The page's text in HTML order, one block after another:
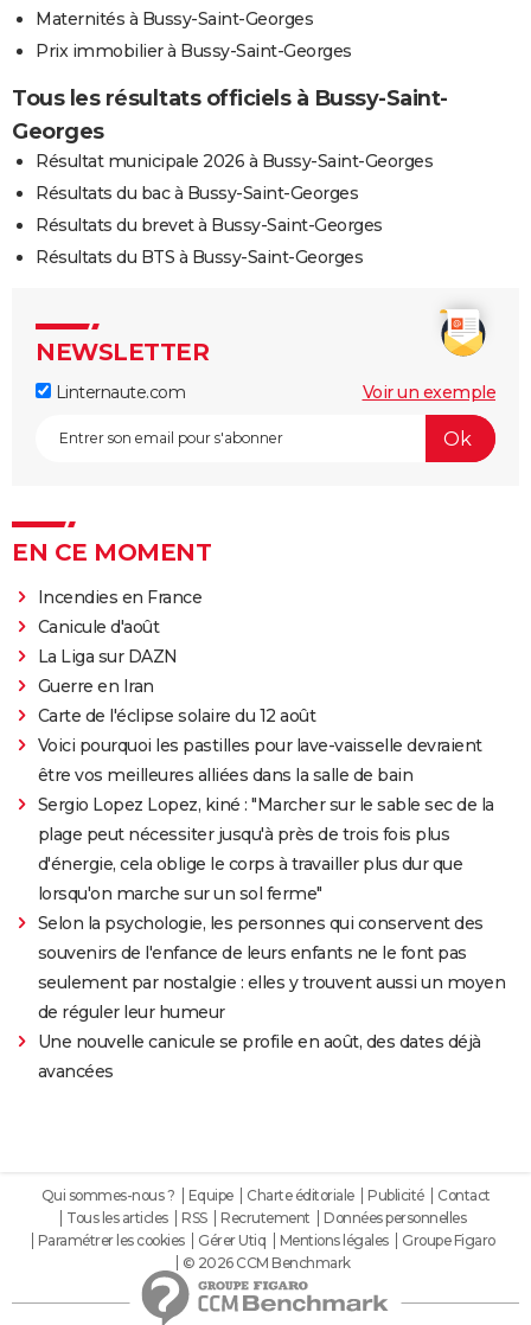
Maternités à Bussy-Saint-Georges
Prix immobilier à Bussy-Saint-Georges
Tous les résultats officiels à Bussy-Saint-
Georges
Résultat municipale 2026 à Bussy-Saint-Georges
Résultats du bac à Bussy-Saint-Georges
Résultats du brevet à Bussy-Saint-Georges
Résultats du BTS à Bussy-Saint-Georges
NEWSLETTER
Linternaute.com Voir un exemple
EN CE MOMENT
Incendies en France
Canicule d'août
La Liga sur DAZN
Guerre en Iran
Carte de l'éclipse solaire du 12 août
Voici pourquoi les pastilles pour lave-vaisselle devraient
être vos meilleures alliées dans la salle de bain
Sergio Lopez Lopez, kiné : "Marcher sur le sable sec de la
plage peut nécessiter jusqu'à près de trois fois plus
d'énergie, cela oblige le corps à travailler plus dur que
lorsqu'on marche sur un sol ferme"
Selon la psychologie, les personnes qui conservent des
souvenirs de l'enfance de leurs enfants ne le font pas
seulement par nostalgie : elles y trouvent aussi un moyen
de réguler leur humeur
Une nouvelle canicule se profile en août, des dates déjà
avancées
Qui sommes-nous ? Equipe Charte éditoriale Publicité
Contact
Tous les articles
RSS Recrutement
Données personnelles
Paramétrer les cookies
Gérer Utiq Mentions légales
Groupe Figaro
© 2026 CCM Benchmark